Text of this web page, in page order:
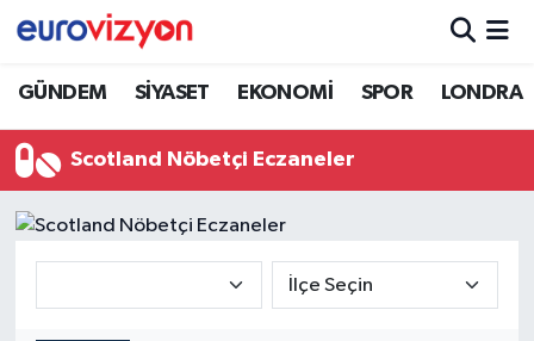
GÜNDEM SİYASET EKONOMİ SPOR LONDRA
Scotland Nöbetçi Eczaneler